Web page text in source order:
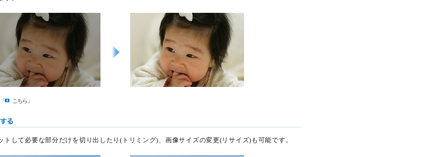
こちら 」
トして必要な部分だけを切り出したり(トリミング)、画像サイズの変更(リサイズ)も可能です。